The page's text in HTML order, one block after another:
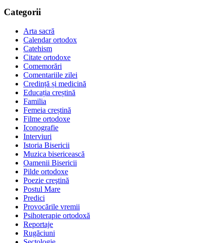
Categorii
Arta sacră
Calendar ortodox
Catehism
Citate ortodoxe
Comemorări
Comentariile zilei
Credință și medicină
Educația creștină
Familia
Femeia creștină
Filme ortodoxe
Iconografie
Interviuri
Istoria Bisericii
Muzica bisericească
Oamenii Bisericii
Pilde ortodoxe
Poezie creştină
Postul Mare
Predici
Provocările vremii
Psihoterapie ortodoxă
Reportaje
Rugăciuni